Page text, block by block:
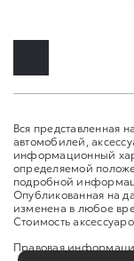
Вся представленная
автомобилей,
информационный
определяемой
подробной
Опубликованная на
изменена в любое
Стоимость
Правовая